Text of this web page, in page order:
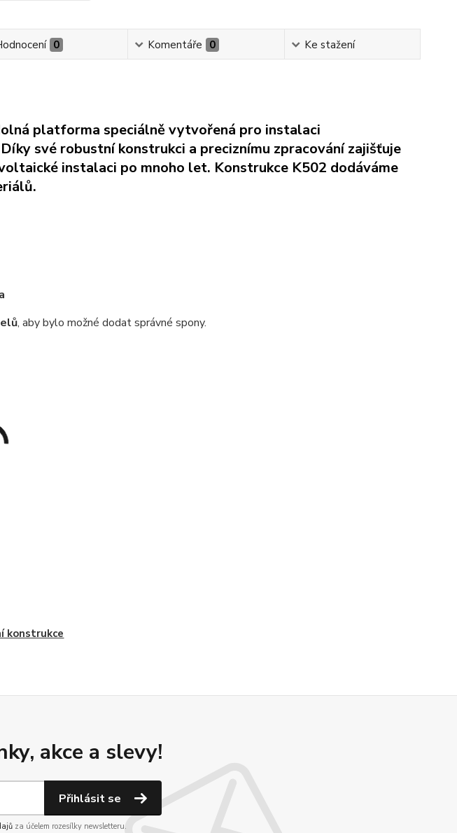
0 Komentáře 0 Ke stažení
platforma speciálně vytvořená pro instalaci
své robustní konstrukci a preciznímu zpracování zajišťuje
instalaci po mnoho let. Konstrukce K502 dodáváme
, aby bylo možné dodat správné spony.
konstrukce
akce a slevy!
Přihlásit se
za účelem rozesílky newsletteru.